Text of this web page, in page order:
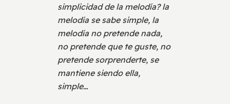
simplicidad de la melodía? la
melodía se sabe simple, la
melodía no pretende nada,
no pretende que te guste, no
pretende sorprenderte, se
mantiene siendo ella,
simple…